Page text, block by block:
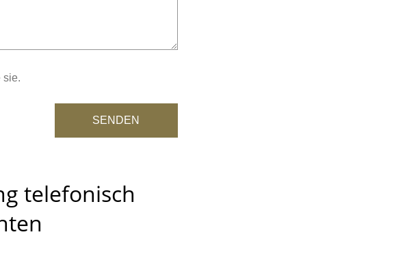
sie.
SENDEN
telefonisch